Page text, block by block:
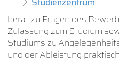
berät zu Fragen des
Zulassung zum Studium
Studiums zu
und der Ableistung